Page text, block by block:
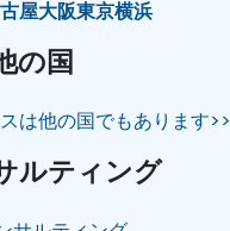
屋大阪東京横浜
の国
は他の国でもあります>>
ルティング